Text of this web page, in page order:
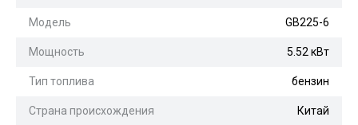
Модель GB225-6
Мощность 5.52 кВт
Тип топлива бензин
Страна происхождения Китай